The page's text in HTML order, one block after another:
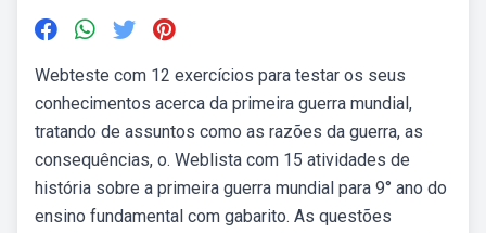
Webteste com 12 exercícios para testar os seus
conhecimentos acerca da primeira guerra mundial,
tratando de assuntos como as razões da guerra, as
consequências, o. Weblista com 15 atividades de
história sobre a primeira guerra mundial para 9° ano do
ensino fundamental com gabarito. As questões